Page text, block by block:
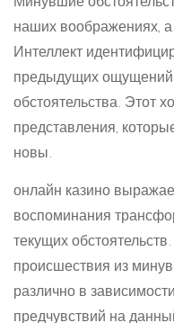
Минувшие
наших воображениях,
Интеллект
предыдущих ощущений
обстоятельства. Этот
представления,
новы.
онлайн казино
воспоминания
текущих
происшествия из
различно в
предчувствий на